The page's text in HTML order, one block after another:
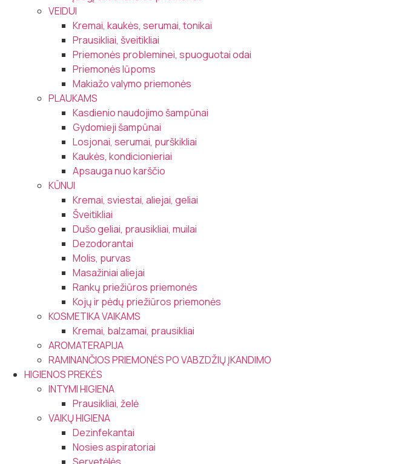
VEIDUI
Kremai, kaukės, serumai, tonikai
Prausikliai, šveitikliai
Priemonės probleminei, spuoguotai odai
Priemonės lūpoms
Makiažo valymo priemonės
PLAUKAMS
Kasdienio naudojimo šampūnai
Gydomieji šampūnai
Losjonai, serumai, purškikliai
Kaukės, kondicionieriai
Apsauga nuo karščio
KŪNUI
Kremai, sviestai, aliejai, geliai
Šveitikliai
Dušo geliai, prausikliai, muilai
Dezodorantai
Molis, purvas
Masažiniai aliejai
Rankų priežiūros priemonės
Kojų ir pėdų priežiūros priemonės
KOSMETIKA VAIKAMS
Kremai, balzamai, prausikliai
AROMATERAPIJA
RAMINANČIOS PRIEMONĖS PO VABZDŽIŲ ĮKANDIMO
HIGIENOS PREKĖS
INTYMI HIGIENA
Prausikliai, želė
VAIKŲ HIGIENA
Dezinfekantai
Nosies aspiratoriai